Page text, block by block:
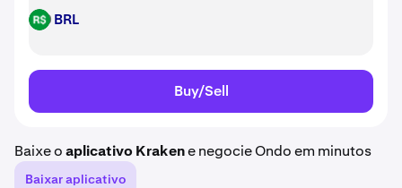
BRL BRL
Buy/Sell
Baixe oaplicativo Krakene negocie Ondo em minutos
Baixar aplicativo